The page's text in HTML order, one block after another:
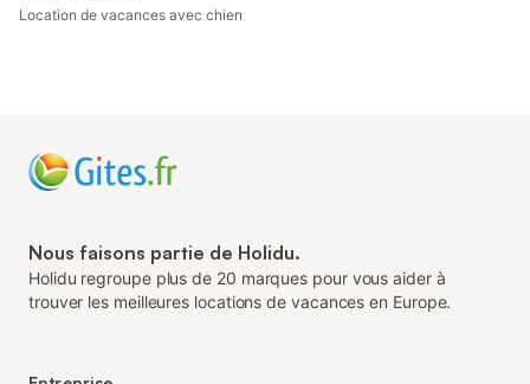
Location de vacances avec chien
Nous faisons partie de Holidu.
Holidu regroupe plus de 20 marques pour vous aider à
trouver les meilleures locations de vacances en Europe.